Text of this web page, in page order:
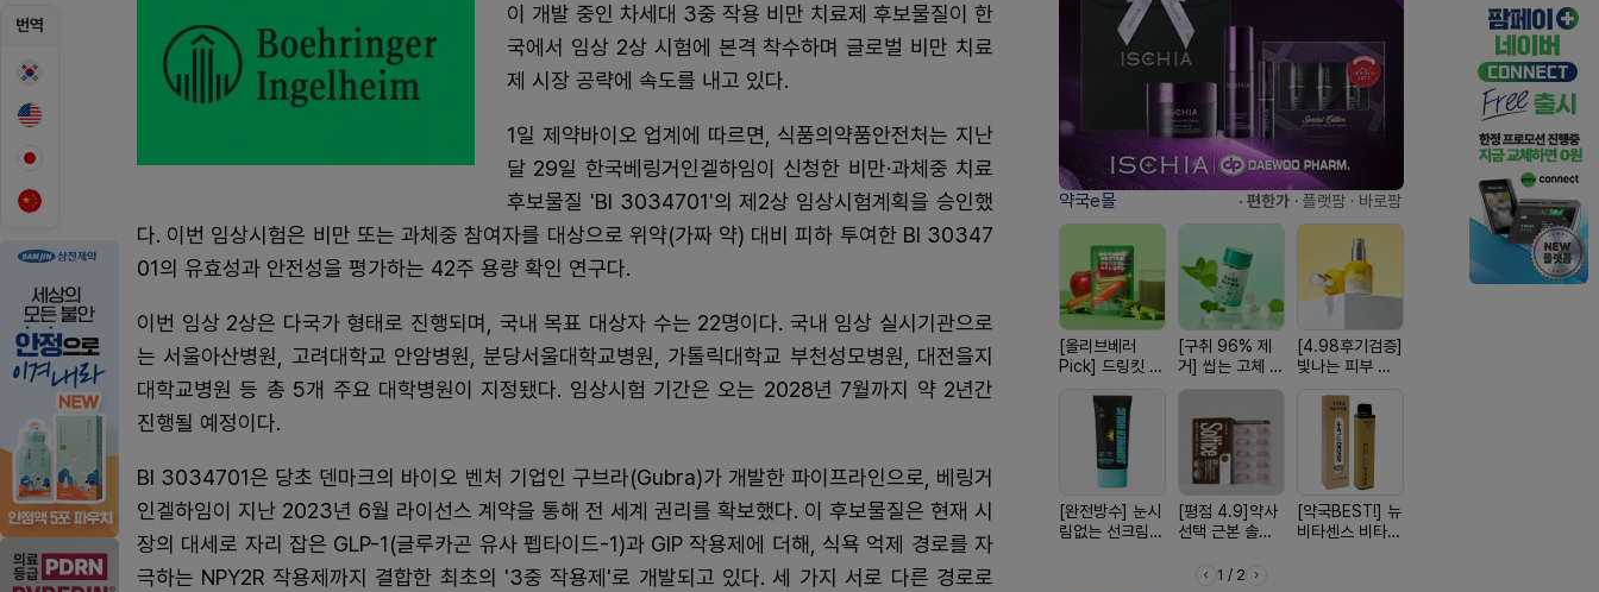
번역
이 개발 중인 차세대 3중 작용 비만 치료제 후보물질이 한
국에서 임상 2상 시험에 본격 착수하며 글로벌 비만 치료
제 시장 공략에 속도를 내고 있다.
1일 제약바이오 업계에 따르면, 식품의약품안전처는 지난
달 29일 한국베링거인겔하임이 신청한 비만·과체중 치료
후보물질 'BI 3034701'의 제2상 임상시험계획을 승인했
다. 이번 임상시험은 비만 또는 과체중 참여자를 대상으로 위약(가짜 약) 대비 피하 투여한 BI 30347
01의 유효성과 안전성을 평가하는 42주 용량 확인 연구다.
이번 임상 2상은 다국가 형태로 진행되며, 국내 목표 대상자 수는 22명이다. 국내 임상 실시기관으로
는 서울아산병원, 고려대학교 안암병원, 분당서울대학교병원, 가톨릭대학교 부천성모병원, 대전을지
대학교병원 등 총 5개 주요 대학병원이 지정됐다. 임상시험 기간은 오는 2028년 7월까지 약 2년간
진행될 예정이다.
BI 3034701은 당초 덴마크의 바이오 벤처 기업인 구브라(Gubra)가 개발한 파이프라인으로, 베링거
인겔하임이 지난 2023년 6월 라이선스 계약을 통해 전 세계 권리를 확보했다. 이 후보물질은 현재 시
장의 대세로 자리 잡은 GLP-1(글루카곤 유사 펩타이드-1)과 GIP 작용제에 더해, 식욕 억제 경로를 자
극하는 NPY2R 작용제까지 결합한 최초의 '3중 작용제'로 개발되고 있다. 세 가지 서로 다른 경로로
약국e몰 · 편한가 · 플랫팜 · 바로팜
[올리브베러
Pick] 드링킷 건
[구취 96% 제
거] 씹는 고체 가
글
[4.98후기검증]
빛나는 피부 오
[완전방수] 눈시
림없는 선크림
[평점 4.9]약사
선택 근본 솔루
[약국BEST!] 뉴
비타센스 비타민
1 / 2